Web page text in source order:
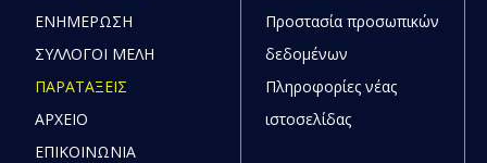
ΕΝΗΜΕΡΩΣΗ
ΣΥΛΛΟΓΟΙ ΜΕΛΗ
ΠΑΡΑΤΑΞΕΙΣ
ΑΡΧΕΙΟ
ΕΠΙΚΟΙΝΩΝΙΑ
Προστασία προσωπικών
δεδομένων
Πληροφορίες νέας
ιστοσελίδας